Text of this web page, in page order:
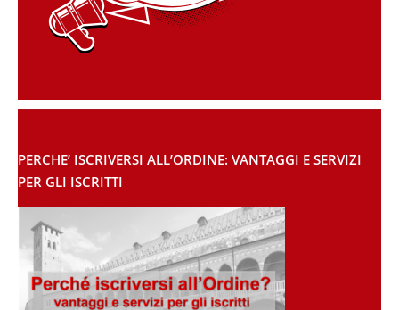
PERCHE’ ISCRIVERSI ALL’ORDINE: VANTAGGI E SERVIZI
PER GLI ISCRITTI